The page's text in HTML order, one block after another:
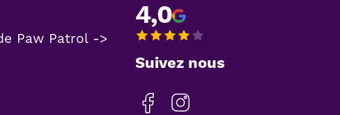
Paw Patrol ->
4,0
Suivez nous